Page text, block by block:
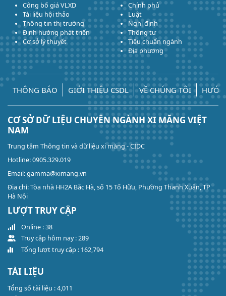
Công bố giá VLXD
Tài liệu hội thảo
Thông tin thị trường
Định hướng phát triển
Cơ sở lý thuyết
Chính phủ
Luật
Nghị định
Thông tư
Tiêu chuẩn ngành
Địa phương
THÔNG BÁO GIỚI THIỆU CSDL VỀ CHÚNG TÔI
CƠ SỞ DỮ LIỆU CHUYÊN NGÀNH XI MĂNG VIỆT
NAM
Trung tâm Thông tin và dữ liệu xi măng - CIDC
Hotline: 0905.329.019
Email: gamma@ximang.vn
Địa chỉ: Tòa nhà HH2A Bắc Hà, số 15 Tố Hữu, Phường Thanh Xuân, TP
Hà Nội
LƯỢT TRUY CẬP
Online : 38
Truy cập hôm nay : 289
Tổng lượt truy cập : 162,794
TÀI LIỆU
Tổng số tài liệu : 4,011